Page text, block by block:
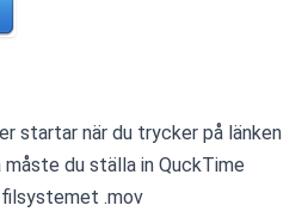
startar när du trycker på länken
måste du ställa in QuckTime
.mov